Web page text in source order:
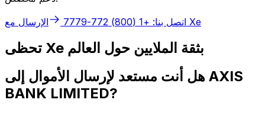
اتصل بنا: +1 (800) 772-7779 الإرسال مع Xe
تحظى Xe بثقة الملايين حول العالم
هل أنت مستعد لإرسال الأموال إلى AXIS
BANK LIMITED?